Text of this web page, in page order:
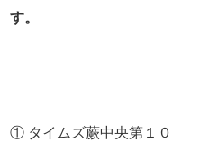
す。
① タイムズ蕨中央第１０